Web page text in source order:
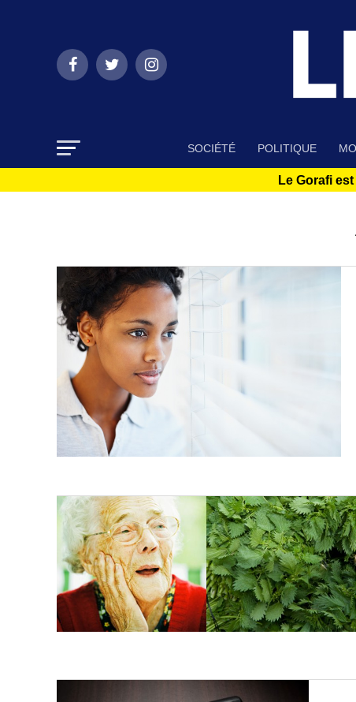
SOCIÉTÉ POLITIQUE
Le Gorafi